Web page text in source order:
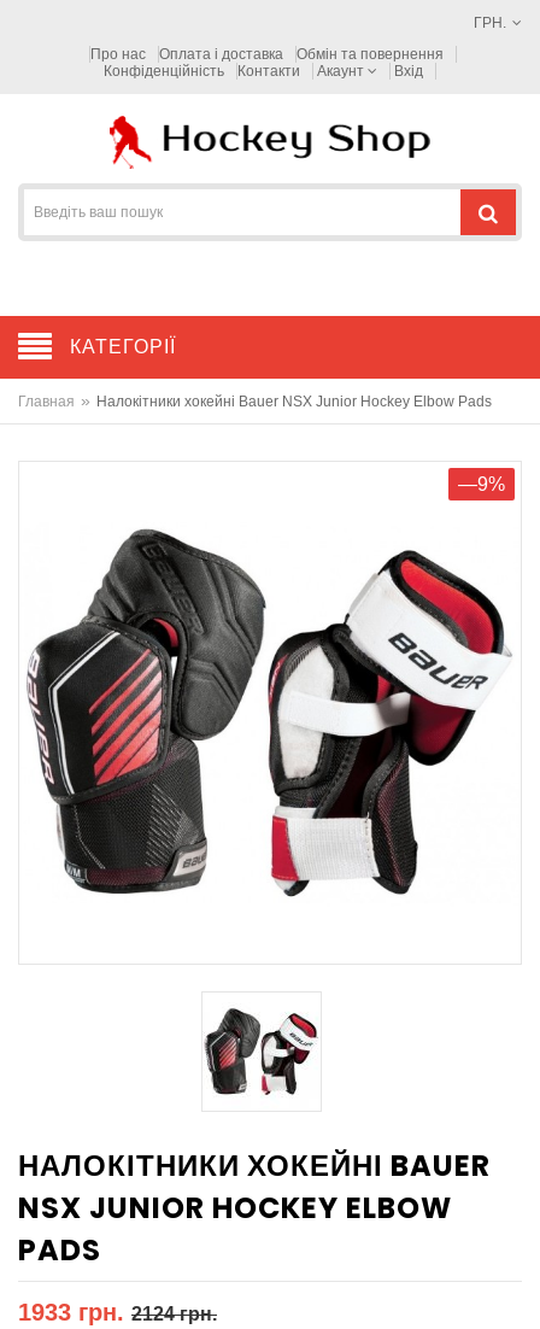
ГРН.
Про нас
Оплата і доставка
Обмін та повернення
Конфіденційність
Контакти Акаунт Вхід
КАТЕГОРІЇ
Главная » Налокітники хокейні Bauer NSX Junior Hockey Elbow Pads
—9%
НАЛОКІТНИКИ ХОКЕЙНІ BAUER
NSX JUNIOR HOCKEY ELBOW
PADS
1933 грн. 2124 грн.